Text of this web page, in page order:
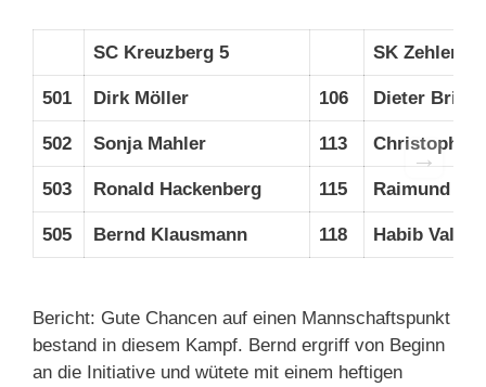
SC Kreuzberg 5 SK
501 Dirk Möller 106 Dieter
502 Sonja Mahler 113 Christopher
503 Ronald Hackenberg 115 Raimund
505 Bernd Klausmann 118 Habib
→
Bericht: Gute Chancen auf einen Mannschaftspunkt
bestand in diesem Kampf. Bernd ergriff von Beginn
an die Initiative und wütete mit einem heftigen